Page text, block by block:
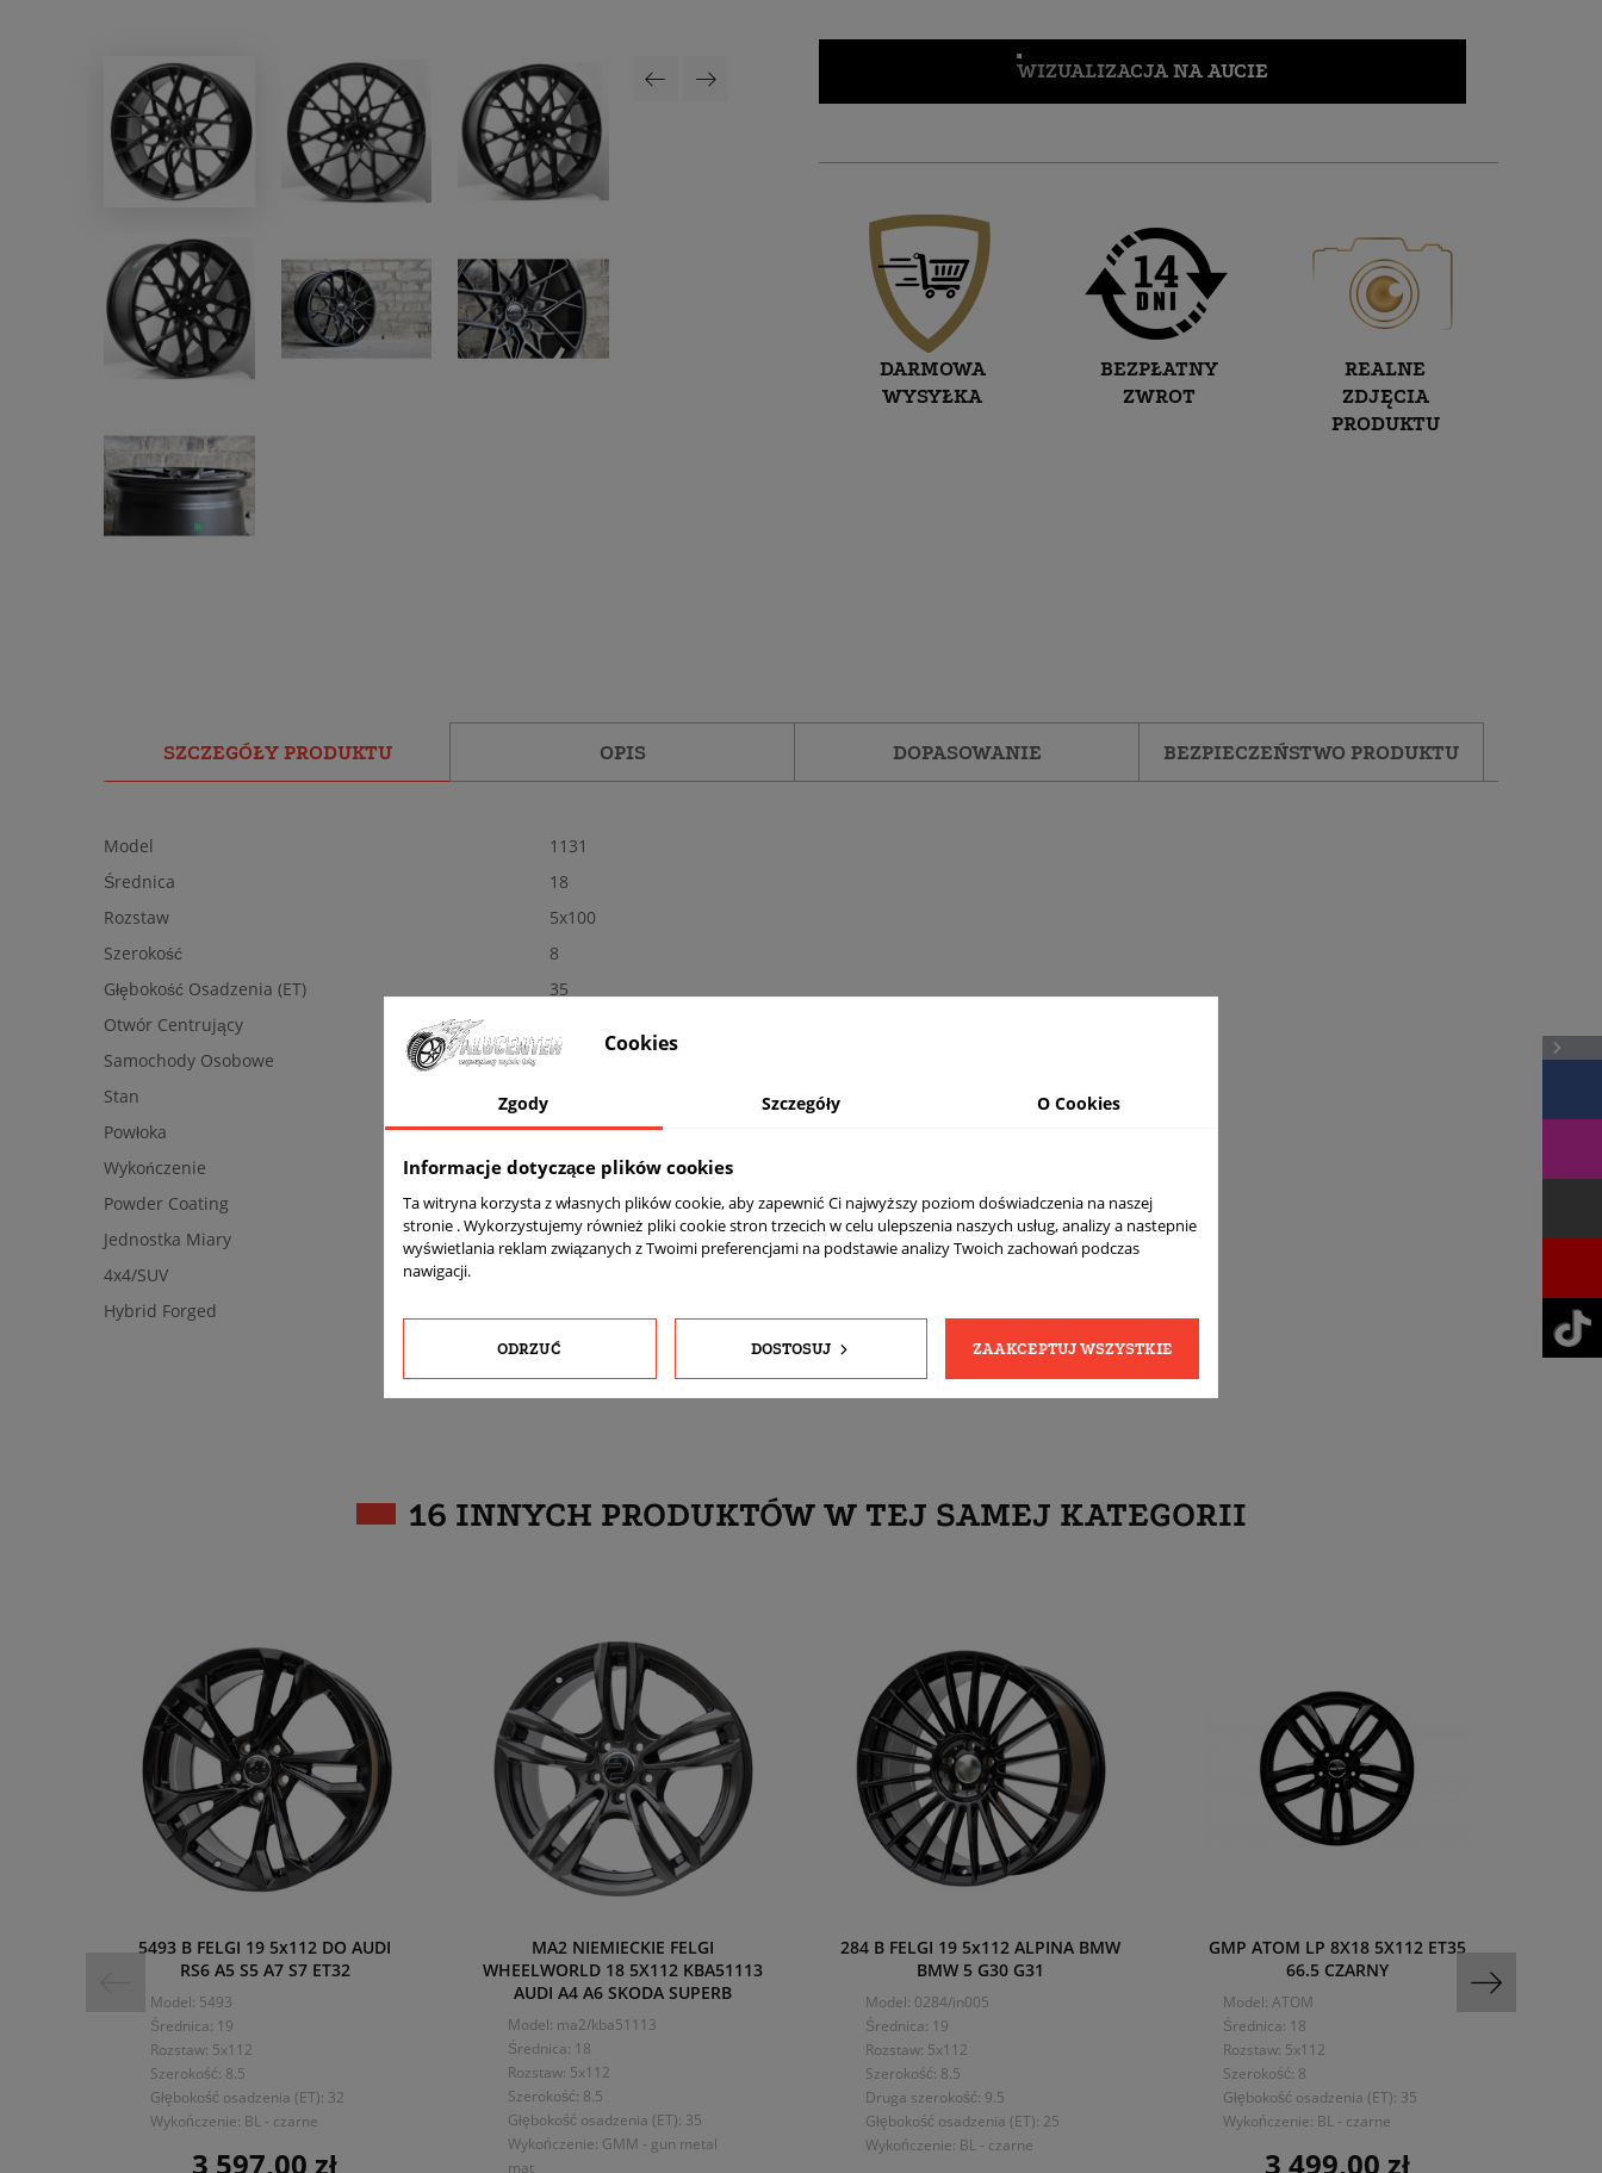
WIZUALIZACJA NA AUCIE
DARMOWA
WYSYŁKA
BEZPŁATNY
ZWROT
REALNE
ZDJĘCIA
PRODUKTU
SZCZEGÓŁY PRODUKTU OPIS DOPASOWANIE BEZPIECZEŃSTWO PRODUKTU
Model
1131
Średnica
18
Rozstaw
5x100
Szerokość
8
Głębokość Osadzenia (ET)
35
Otwór Centrujący
Samochody Osobowe
Tak
Stan
Powłoka
Matowa
Wykończenie
BL - czarne
Powder Coating
Tak
Jednostka Miary
komplet (4 sztuki)
4x4/SUV
Hybrid Forged
16 INNYCH PRODUKTÓW W TEJ SAMEJ KATEGORII
5493 B FELGI 19 5x112 DO AUDI
RS6 A5 S5 A7 S7 ET32
Model: 5493
Średnica: 19
Rozstaw: 5x112
Szerokość: 8.5
Głębokość osadzenia (ET): 32
Wykończenie: BL - czarne
Cena
3 597,00 zł
MA2 NIEMIECKIE FELGI
WHEELWORLD 18 5X112 KBA51113
AUDI A4 A6 SKODA SUPERB
Model: ma2/kba51113
Średnica: 18
Rozstaw: 5x112
Szerokość: 8.5
Głębokość osadzenia (ET): 35
Wykończenie: GMM - gun metal
mat
284 B FELGI 19 5x112 ALPINA BMW
BMW 5 G30 G31
Model: 0284/in005
Średnica: 19
Rozstaw: 5x112
Szerokość: 8.5
Druga szerokość: 9.5
Głębokość osadzenia (ET): 25
Wykończenie: BL - czarne
GMP ATOM LP 8X18 5X112 ET35
66.5 CZARNY
Model: ATOM
Średnica: 18
Rozstaw: 5x112
Szerokość: 8
Głębokość osadzenia (ET): 35
Wykończenie: BL - czarne
Cena
3 499,00 zł
Cookies
Zgody Szczegóły O Cookies
Informacje dotyczące plików cookies
Ta witryna korzysta z własnych plików cookie, aby zapewnić Ci najwyższy poziom doświadczenia na naszej
stronie . Wykorzystujemy również pliki cookie stron trzecich w celu ulepszenia naszych usług, analizy a nastepnie
wyświetlania reklam związanych z Twoimi preferencjami na podstawie analizy Twoich zachowań podczas
nawigacji.
ODRZUĆ DOSTOSUJ ZAAKCEPTUJ WSZYSTKIE